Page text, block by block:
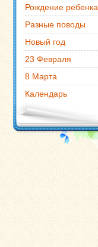
Рождение ребенка
Разные поводы
Новый год
23 Февраля
8 Марта
Календарь